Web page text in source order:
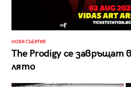
НОВИ СЪБИТИЯ
The Prodigy се завръщат
лято